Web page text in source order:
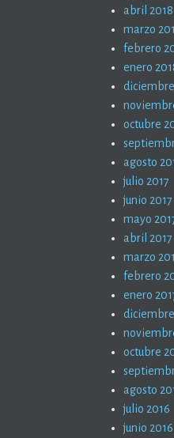
abril 2018
marzo
febrero
enero
octubre
agosto
julio 2017
junio 2017
mayo
abril 2017
marzo
febrero
enero
octubre
agosto
julio 2016
junio 2016